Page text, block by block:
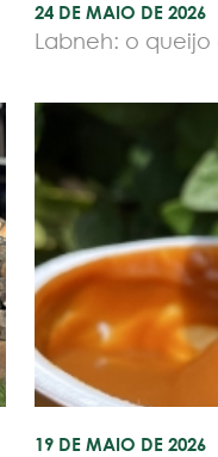
24 DE MAIO DE 2026
Labneh: o
19 DE MAIO DE 2026